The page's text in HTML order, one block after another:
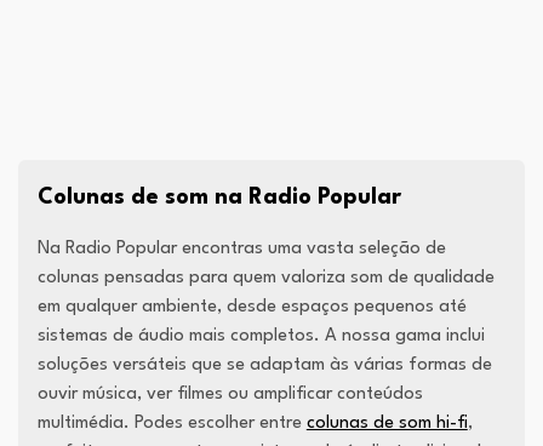
Colunas de som na Radio Popular
Na Radio Popular encontras uma vasta seleção de
colunas pensadas para quem valoriza som de qualidade
em qualquer ambiente, desde espaços pequenos até
sistemas de áudio mais completos. A nossa gama inclui
soluções versáteis que se adaptam às várias formas de
ouvir música, ver filmes ou amplificar conteúdos
multimédia. Podes escolher entre colunas de som hi-fi,